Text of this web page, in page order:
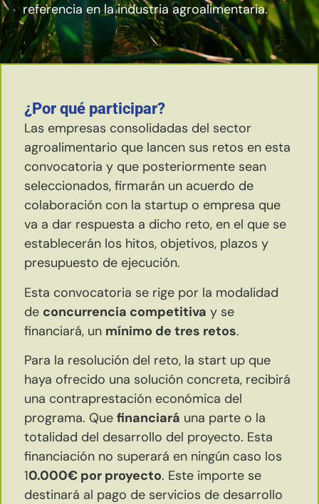
referencia en la industria agroalimentaria.
¿Por qué participar?
Las empresas consolidadas del sector
agroalimentario que lancen sus retos en esta
convocatoria y que posteriormente sean
seleccionados, firmarán un acuerdo de
colaboración con la startup o empresa que
va a dar respuesta a dicho reto, en el que se
establecerán los hitos, objetivos, plazos y
presupuesto de ejecución.
Esta convocatoria se rige por la modalidad
de concurrencia competitiva y se
financiará, un mínimo de tres retos.
Para la resolución del reto, la start up que
haya ofrecido una solución concreta, recibirá
una contraprestación económica del
programa. Que financiará una parte o la
totalidad del desarrollo del proyecto. Esta
financiación no superará en ningún caso los
10.000€ por proyecto. Este importe se
destinará al pago de servicios de desarrollo